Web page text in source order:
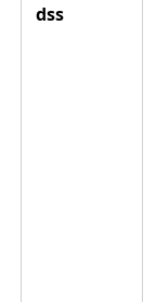
dss